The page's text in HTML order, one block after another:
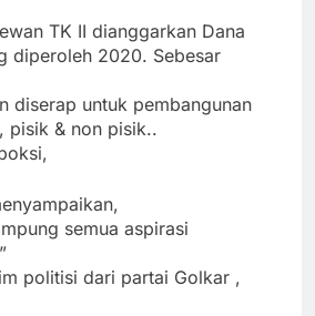
TK II dianggarkan Dana
diperoleh 2020. Sebesar
diserap untuk pembangunan
pisik & non pisik..
semua aspirasi
politisi dari partai Golkar ,